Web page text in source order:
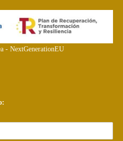
- NextGenerationEU